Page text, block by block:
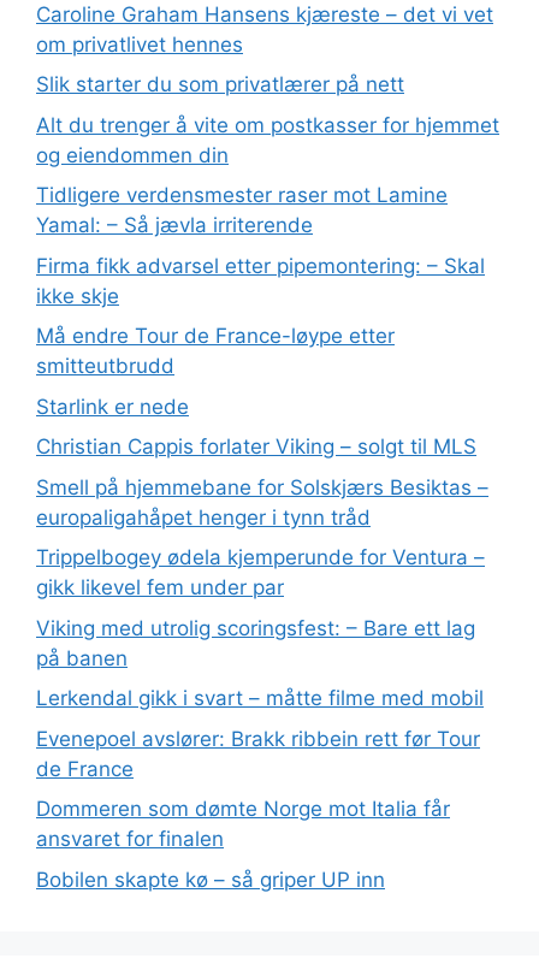
Caroline Graham Hansens kjæreste – det vi vet
om privatlivet hennes
Slik starter du som privatlærer på nett
Alt du trenger å vite om postkasser for hjemmet
og eiendommen din
Tidligere verdensmester raser mot Lamine
Yamal: – Så jævla irriterende
Firma fikk advarsel etter pipemontering: – Skal
ikke skje
Må endre Tour de France-løype etter
smitteutbrudd
Starlink er nede
Christian Cappis forlater Viking – solgt til MLS
Smell på hjemmebane for Solskjærs Besiktas –
europaligahåpet henger i tynn tråd
Trippelbogey ødela kjemperunde for Ventura –
gikk likevel fem under par
Viking med utrolig scoringsfest: – Bare ett lag
på banen
Lerkendal gikk i svart – måtte filme med mobil
Evenepoel avslører: Brakk ribbein rett før Tour
de France
Dommeren som dømte Norge mot Italia får
ansvaret for finalen
Bobilen skapte kø – så griper UP inn